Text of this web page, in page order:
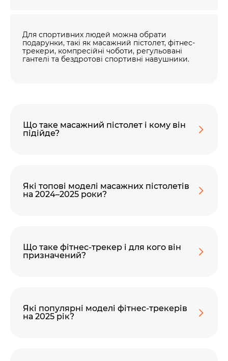
Для спортивних людей можна обрати
подарунки, такі як масажний пістолет, фітнес-
трекери, компресійні чоботи, регульовані
гантелі та бездротові спортивні навушники.
Що таке масажний пістолет і кому він
підійде?
Які топові моделі масажних пістолетів
на 2024–2025 роки?
Що таке фітнес-трекер і для кого він
призначений?
Які популярні моделі фітнес-трекерів
на 2025 рік?